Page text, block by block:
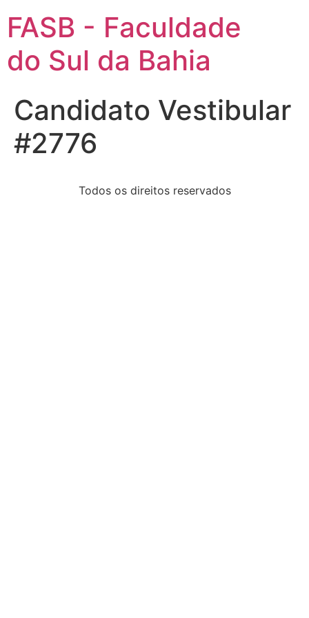
FASB - Faculdade
do Sul da Bahia
Candidato Vestibular
#2776
Todos os direitos reservados